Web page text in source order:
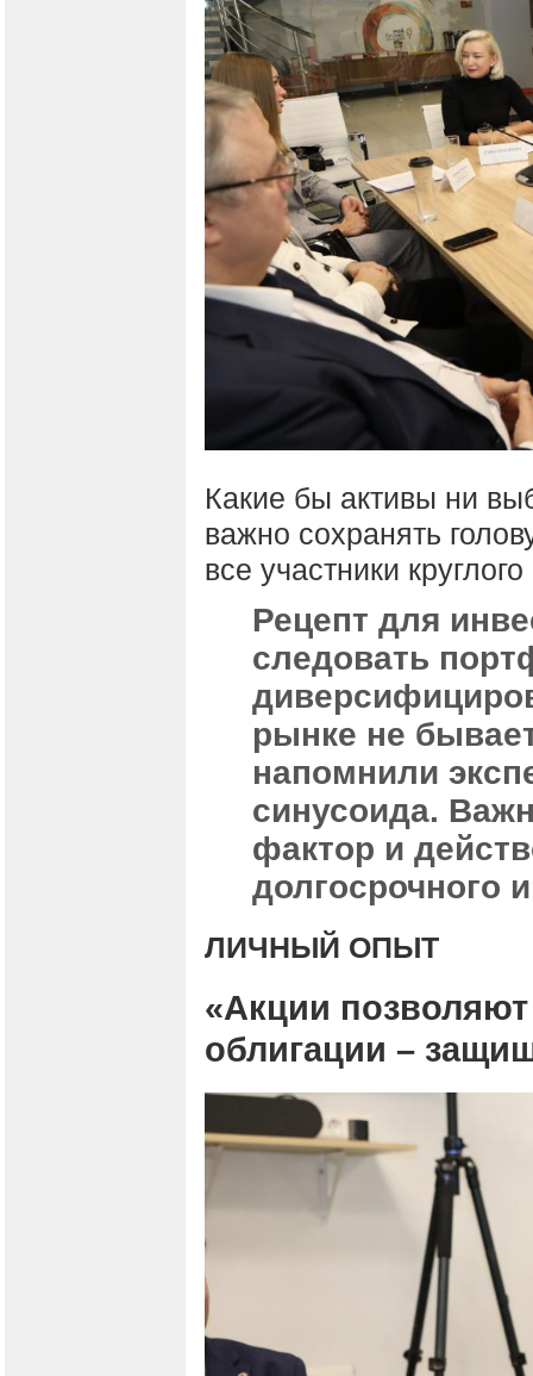
Какие бы активы ни
важно сохранять
все участники
Рецепт для
следовать
рынке не
напомнили
синусоида.
фактор и
долгосрочного
ЛИЧНЫЙ ОПЫТ
«Акции
облигации –